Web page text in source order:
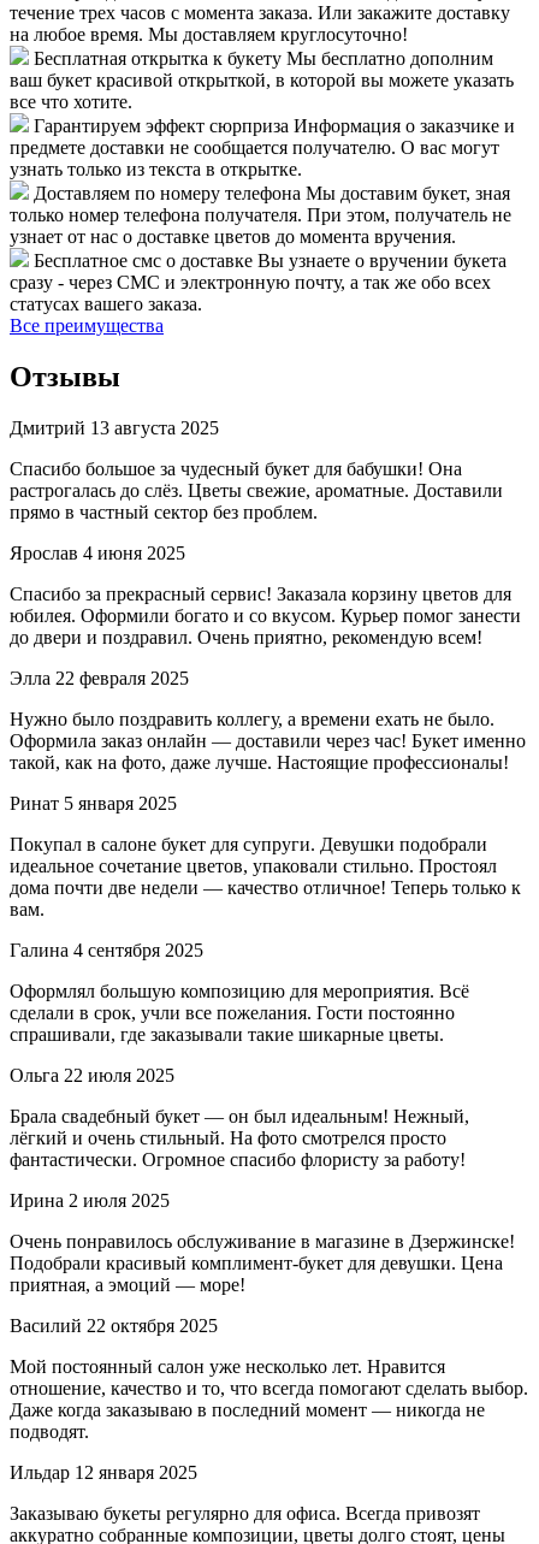
течение трех часов с момента заказа. Или закажите доставку
на любое время. Мы доставляем круглосуточно!
Бесплатная открытка к букету Мы бесплатно дополним
ваш букет красивой открыткой, в которой вы можете указать
все что хотите.
Гарантируем эффект сюрприза Информация о заказчике и
предмете доставки не сообщается получателю. О вас могут
узнать только из текста в открытке.
Доставляем по номеру телефона Мы доставим букет, зная
только номер телефона получателя. При этом, получатель не
узнает от нас о доставке цветов до момента вручения.
Бесплатное смс о доставке Вы узнаете о вручении букета
сразу - через СМС и электронную почту, а так же обо всех
статусах вашего заказа.
Все преимущества
Отзывы
Дмитрий 13 августа 2025
Спасибо большое за чудесный букет для бабушки! Она
растрогалась до слёз. Цветы свежие, ароматные. Доставили
прямо в частный сектор без проблем.
Ярослав 4 июня 2025
Спасибо за прекрасный сервис! Заказала корзину цветов для
юбилея. Оформили богато и со вкусом. Курьер помог занести
до двери и поздравил. Очень приятно, рекомендую всем!
Элла 22 февраля 2025
Нужно было поздравить коллегу, а времени ехать не было.
Оформила заказ онлайн — доставили через час! Букет именно
такой, как на фото, даже лучше. Настоящие профессионалы!
Ринат 5 января 2025
Покупал в салоне букет для супруги. Девушки подобрали
идеальное сочетание цветов, упаковали стильно. Простоял
дома почти две недели — качество отличное! Теперь только к
вам.
Галина 4 сентября 2025
Оформлял большую композицию для мероприятия. Всё
сделали в срок, учли все пожелания. Гости постоянно
спрашивали, где заказывали такие шикарные цветы.
Ольга 22 июля 2025
Брала свадебный букет — он был идеальным! Нежный,
лёгкий и очень стильный. На фото смотрелся просто
фантастически. Огромное спасибо флористу за работу!
Ирина 2 июля 2025
Очень понравилось обслуживание в магазине в Дзержинске!
Подобрали красивый комплимент-букет для девушки. Цена
приятная, а эмоций — море!
Василий 22 октября 2025
Мой постоянный салон уже несколько лет. Нравится
отношение, качество и то, что всегда помогают сделать выбор.
Даже когда заказываю в последний момент — никогда не
подводят.
Ильдар 12 января 2025
Заказываю букеты регулярно для офиса. Всегда привозят
аккуратно собранные композиции, цветы долго стоят, цены